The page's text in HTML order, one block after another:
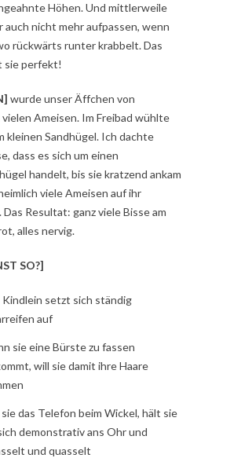
Höhen. Und mittlerweile
auch nicht mehr aufpassen, wenn
rückwärts runter krabbelt. Das
sie perfekt!
wurde unser Äffchen von
Ameisen. Im Freibad wühlte
kleinen Sandhügel. Ich dachte
dass es sich um einen
handelt, bis sie kratzend ankam
viele Ameisen auf ihr
Resultat: ganz viele Bisse am
alles nervig.
SO?]
Kindlein setzt sich ständig
auf
sie eine Bürste zu fassen
will sie damit ihre Haare
das Telefon beim Wickel, hält sie
demonstrativ ans Ohr und
und quasselt